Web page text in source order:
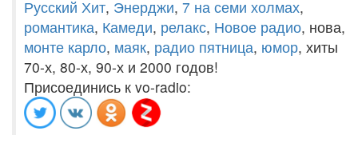
Русский Хит, Энерджи, 7 на семи холмах,
романтика, Камеди, релакс, Новое радио, нова,
монте карло, маяк, радио пятница, юмор, хиты
70-х, 80-х, 90-х и 2000 годов!
Присоединись к vo-radio: